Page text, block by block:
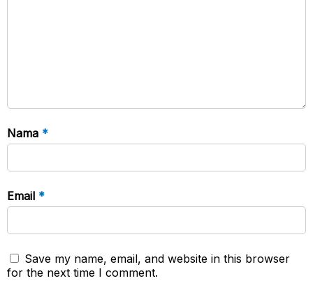
Nama *
Email *
Save my name, email, and website in this browser
for the next time I comment.